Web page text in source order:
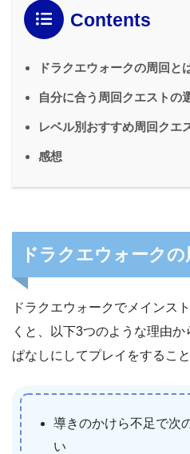
Contents
ドラクエウォークの周回と
自分に合う周回クエストの
レベル別おすすめ周回クエ
感想
ドラクエウォーク
ドラクエウォークでメインス
くと、以下3つのような理由
ぱなしにしてプレイをするこ
導きのかけら不足で次
い